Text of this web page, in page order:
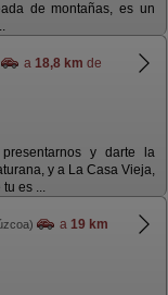
de montañas, es un
a 18,8 km de
y darte la
y a La Casa Vieja,
es ...
a 19 km